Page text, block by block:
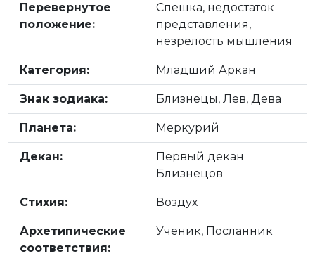
Перевернутое
положение:
Спешка, недостаток
представления,
незрелость мышления
Категория: Младший Аркан
Знак зодиака: Близнецы, Лев, Дева
Планета: Меркурий
Декан:
Первый декан
Близнецов
Стихия: Воздух
Архетипические
соответствия:
Ученик, Посланник